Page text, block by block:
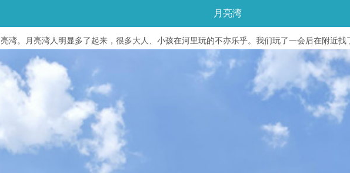
月亮湾
湾。月亮湾人明显多了起来，很多大人、小孩在河里玩的不亦乐乎。我们玩了一会后在附近找